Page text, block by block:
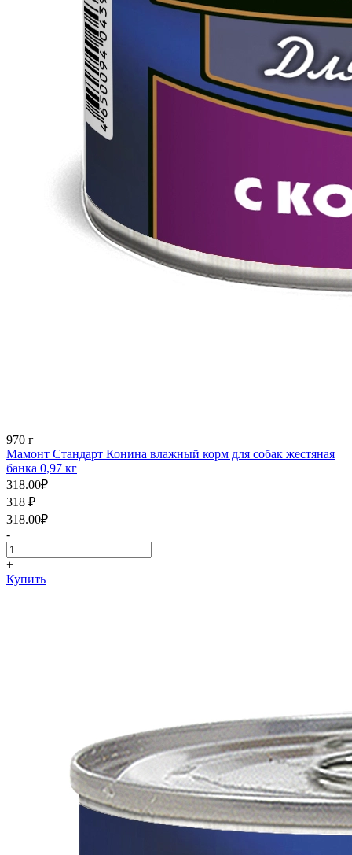
970 г
Мамонт Стандарт Конина влажный корм для собак жестяная
банка 0,97 кг
318.00₽
318 ₽
318.00₽
-
+
Купить